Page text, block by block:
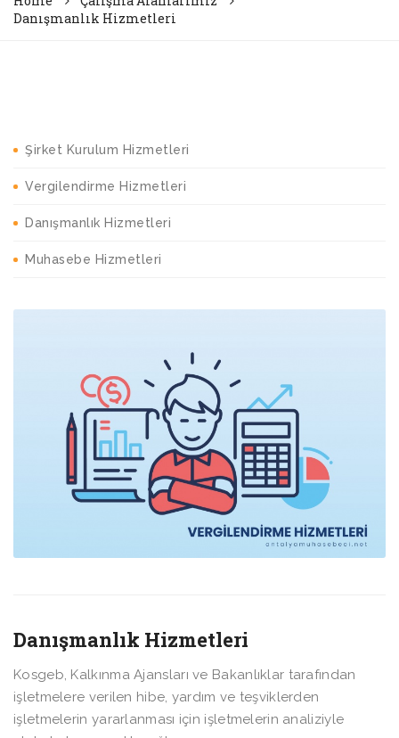
Danışmanlık Hizmetleri
Şirket Kurulum Hizmetleri
Vergilendirme Hizmetleri
Danışmanlık Hizmetleri
Muhasebe Hizmetleri
Danışmanlık Hizmetleri
Kosgeb, Kalkınma Ajansları ve Bakanlıklar tarafından
işletmelere verilen hibe, yardım ve teşviklerden
işletmelerin yararlanması için işletmelerin analiziyle